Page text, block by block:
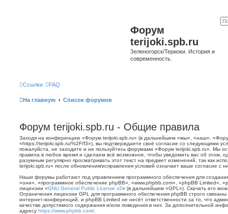
Форум
terijoki.spb.ru
Зеленогорск/Териоки. История и
современность.
Ссылки FAQ
На главную Список форумов
Форум terijoki.spb.ru - Общие правила
Заходя на конференцию «Форум terijoki.spb.ru» (в дальнейшем «мы», «наш»,
«https://terijoki.spb.ru/%2F/f3»), вы подтверждаете своё согласие со следующими
пожалуйста, не заходите и не пользуйтесь форумами «Форум terijoki.spb.ru». Мы
правила в любое время и сделаем всё возможное, чтобы уведомить вас об этом,
разумным регулярно просматривать этот текст на предмет изменений, так как
terijoki.spb.ru» после обновления/исправления условий означает ваше согласие с
Наши форумы работают под управлением программного обеспечения для
«они», «программное обеспечение phpBB», «www.phpbb.com», «phpBB Limited»,
лицензии «GNU General Public License v2» (в дальнейшем «GPL»). Скачать его
Ограничения лицензии GPL для программного обеспечения phpBB строго
интернет-конференций, и phpBB Limited не несёт ответственности за то, что
качестве допустимого содержания и/или поведения в них. За дополнительной
адресу https://www.phpbb.com/